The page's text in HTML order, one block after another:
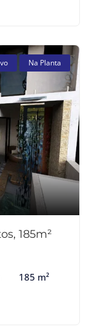
Na Planta
185m²
185 m²